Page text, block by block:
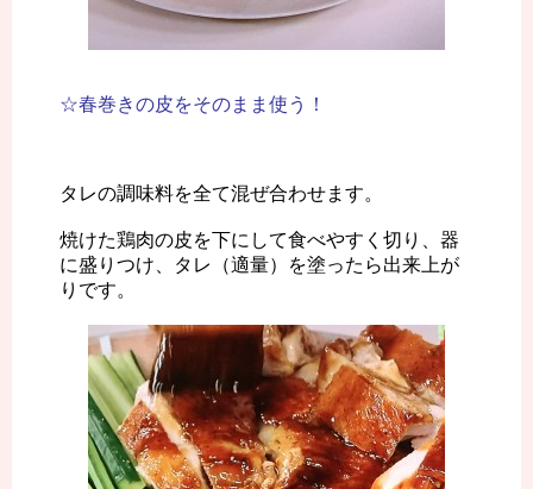
☆春巻きの皮をそのまま使う！
タレの調味料を全て混ぜ合わせます。
焼けた鶏肉の皮を下にして食べやすく切り、器
に盛りつけ、タレ（適量）を塗ったら出来上が
りです。